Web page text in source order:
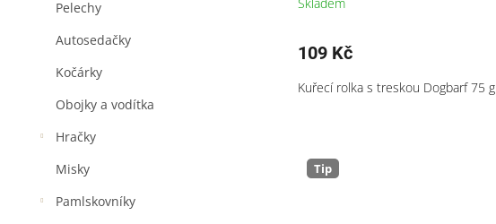
Pelechy
Autosedačky
Kočárky
Obojky a vodítka
Hračky
Misky
Pamlskovníky
109 Kč
Kuřecí rolka s treskou Dogbarf 75 g
Tip